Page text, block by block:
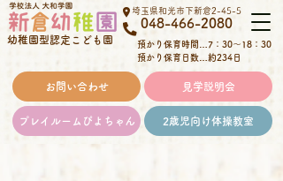
埼玉県和光市下新倉2-45-5
048-466-2080
預かり保育時間… 7：30～18：30
預かり保育日数…約234日
お問い合わせ 見学説明会
プレイルームぴよちゃん 2歳児向け体操教室
幼稚園型認定こども園